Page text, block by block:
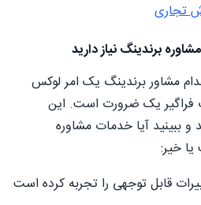
تجاری
مشاور برندینگ یک امر لوکس
فراگیر یک ضرورت است. این
و ببینید آیا خدمات مشاوره
خیر:
قابل توجهی را تجربه کرده است